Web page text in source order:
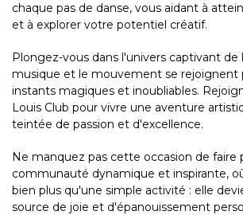
chaque pas de danse, vous aidant à
et à explorer votre potentiel créatif.
Plongez-vous dans l'univers captivant de
musique et le mouvement se rejoignent
instants magiques et inoubliables.
Louis Club pour vivre une aventure
teintée de passion et d'excellence.
Ne manquez pas cette occasion de faire
communauté dynamique et inspirante,
bien plus qu'une simple activité : elle
source de joie et d'épanouissement